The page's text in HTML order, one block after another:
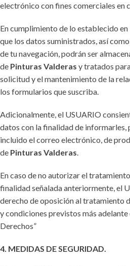
electrónico con fines comerciales en
En cumplimiento de lo establecido
que los datos suministrados, así
de tu navegación, podrán ser
de Pinturas Valderas y tratados
solicitud y el mantenimiento de la
los formularios que suscriba.
Adicionalmente, el USUARIO
datos con la finalidad de informarles,
incluido el correo electrónico, de
de Pinturas Valderas.
En caso de no autorizar el
finalidad señalada anteriormente, el
derecho de oposición al tratamiento
y condiciones previstos más
Derechos”
4. MEDIDAS DE SEGURIDAD.